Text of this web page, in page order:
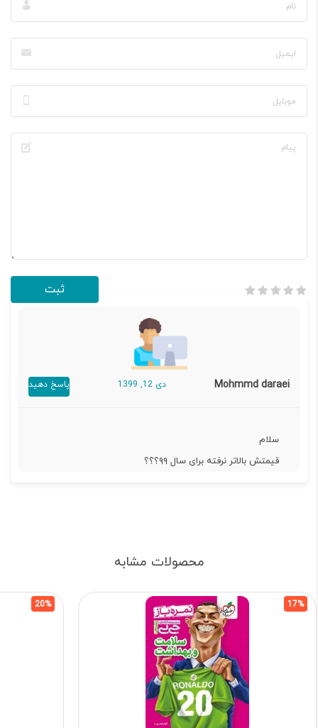
Mohmmd daraei دی 12, 1399 پاسخ دهید
سلام
قیمتش بالاتر نرفته برای سال ۹۹؟؟؟
محصولات مشابه
17%
20%